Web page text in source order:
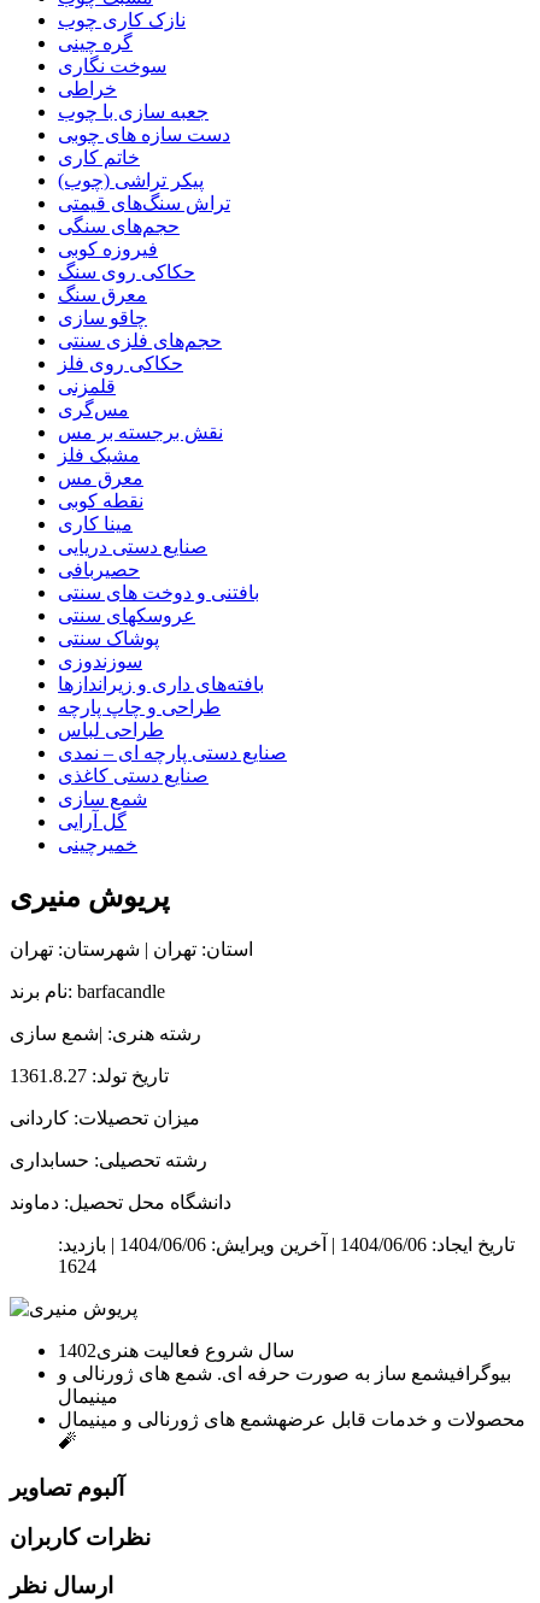
نازک کاری چوب
گره چینی
سوخت نگاری
خراطی
جعبه سازی با چوب
دست سازه های چوبی
خاتم کاری
پیکر تراشی (چوب)
تراش سنگ‌های قیمتی
حجم‌های سنگی
فیروزه کوبی
حکاکی روی سنگ
معرق سنگ
چاقو سازی
حجم‌های فلزی سنتی
حکاکی روی فلز
قلمزنی
مس‌گری
نقش برجسته بر مس
مشبک فلز
معرق مس
نقطه کوبی
مینا کاری
صنایع دستی دریایی
حصیربافی
بافتنی‌ و دوخت های سنتی
عروسکهای سنتی
پوشاک سنتی
سوزندوزی
بافته‌های داری و زیراندازها
طراحی و چاپ پارچه
طراحی لباس
صنایع دستی پارچه ای – نمدی
صنایع دستی کاغذی
شمع سازی
گل آرایی
خمیرچینی
پریوش منیری
استان: تهران | شهرستان: تهران
نام برند: barfacandle
رشته هنری: |شمع سازی
تاریخ تولد: 1361.8.27
میزان تحصیلات: کاردانی
رشته تحصیلی: حسابداری
دانشگاه محل تحصیل: دماوند
تاریخ ایجاد: 1404/06/06 | آخرین ویرایش: 1404/06/06 |
بازدید:
1624
سال شروع فعالیت هنری1402
بیوگرافیشمع ساز به صورت حرفه ای. شمع های ژورنالی و
مینیمال
محصولات و خدمات قابل عرضهشمع های ژورنالی و مینیمال
🧨
آلبوم تصاویر
نظرات کاربران
ارسال نظر